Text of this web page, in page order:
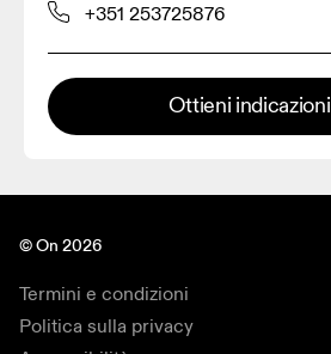
+351 253725876
Ottieni indicazioni
© On 2026
Termini e condizioni
Politica sulla privacy